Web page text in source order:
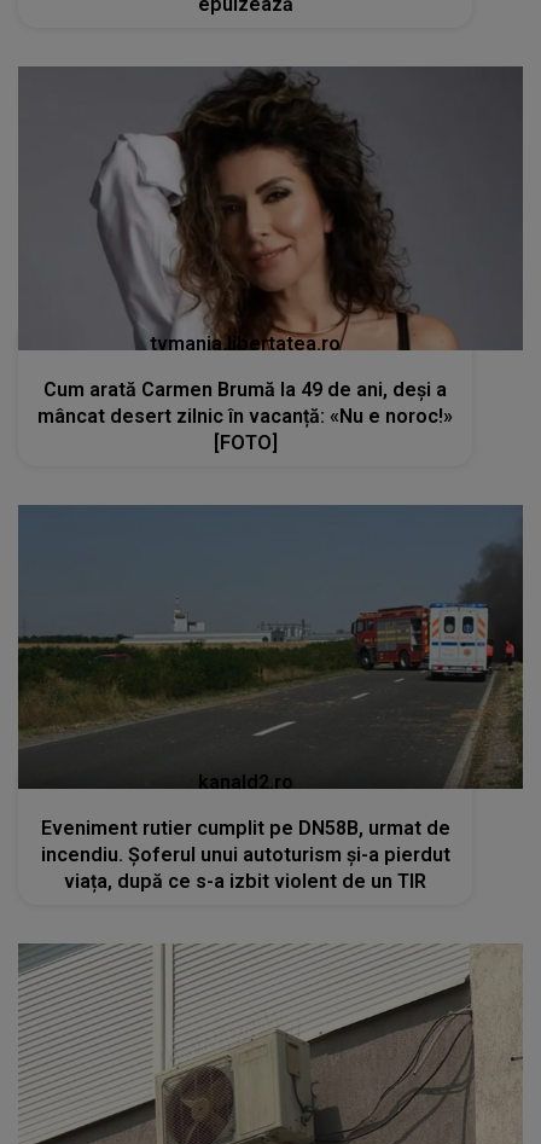
tvmania.libertatea.ro
Cum arată Carmen Brumă la 49 de ani, deși a
mâncat desert zilnic în vacanță: «Nu e noroc!»
[FOTO]
kanald2.ro
Eveniment rutier cumplit pe DN58B, urmat de
incendiu. Șoferul unui autoturism și-a pierdut
viața, după ce s-a izbit violent de un TIR